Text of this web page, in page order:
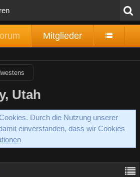
Mitglieder
Utah
Durch die Nutzung unserer
einverstanden, dass wir Cookies